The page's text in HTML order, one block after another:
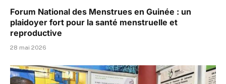
Forum National des Menstrues en Guinée : un
plaidoyer fort pour la santé menstruelle et
reproductive
28 mai 2026